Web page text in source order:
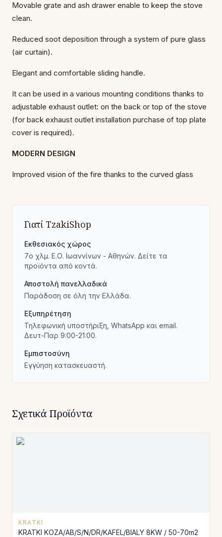
Movable grate and ash drawer enable to keep the stove
clean.
Reduced soot deposition through a system of pure glass
(air curtain).
Elegant and comfortable sliding handle.
It can be used in a various mounting conditions thanks to
adjustable exhaust outlet: on the back or top of the stove
(for back exhaust outlet installation purchase of top plate
cover is required).
MODERN DESIGN
Improved vision of the fire thanks to the curved glass
Γιατί TzakiShop
Εκθεσιακός χώρος
7ο χλμ. Ε.Ο. Ιωαννίνων - Αθηνών. Δείτε τα
προϊόντα από κοντά.
Αποστολή πανελλαδικά
Παράδοση σε όλη την Ελλάδα.
Εξυπηρέτηση
Τηλεφωνική υποστήριξη, WhatsApp και email.
Δευτ-Παρ 9:00-21:00.
Εμπιστοσύνη
Εγγύηση κατασκευαστή.
Σχετικά Προϊόντα
KRATKI
KRATKI KOZA/AB/S/N/DR/KAFEL/BIALY 8KW / 50-70m2